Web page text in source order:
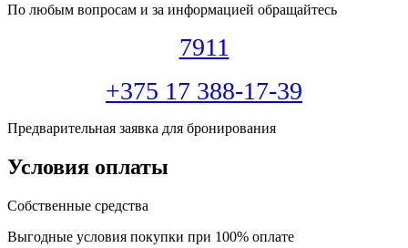
По любым вопросам и за информацией обращайтесь
7911
+375 17 388-17-39
Предварительная заявка для бронирования
Условия оплаты
Собственные средства
Выгодные условия покупки при 100% оплате